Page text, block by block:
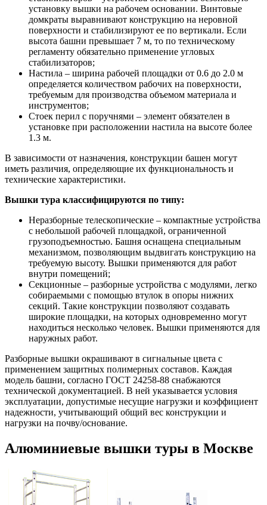
установку вышки на рабочем основании. Винтовые
домкраты выравнивают конструкцию на неровной
поверхности и стабилизируют ее по вертикали. Если
высота башни превышает 7 м, то по техническому
регламенту обязательно применение угловых
стабилизаторов;
Настила – ширина рабочей площадки от 0.6 до 2.0 м
определяется количеством рабочих на поверхности,
требуемым для производства объемом материала и
инструментов;
Стоек перил с поручнями – элемент обязателен в
установке при расположении настила на высоте более
1.3 м.
В зависимости от назначения, конструкции башен могут
иметь различия, определяющие их функциональность и
технические характеристики.
Вышки тура классифицируются по типу:
Неразборные телескопические – компактные устройства
с небольшой рабочей площадкой, ограниченной
грузоподъемностью. Башня оснащена специальным
механизмом, позволяющим выдвигать конструкцию на
требуемую высоту. Вышки применяются для работ
внутри помещений;
Секционные – разборные устройства с модулями, легко
собираемыми с помощью втулок в опоры нижних
секций. Такие конструкции позволяют создавать
широкие площадки, на которых одновременно могут
находиться несколько человек. Вышки применяются для
наружных работ.
Разборные вышки окрашивают в сигнальные цвета с
применением защитных полимерных составов. Каждая
модель башни, согласно ГОСТ 24258-88 снабжаются
технической документацией. В ней указывается условия
эксплуатации, допустимые несущие нагрузки и коэффициент
надежности, учитывающий общий вес конструкции и
нагрузки на почву/основание.
Алюминиевые вышки туры в Москве